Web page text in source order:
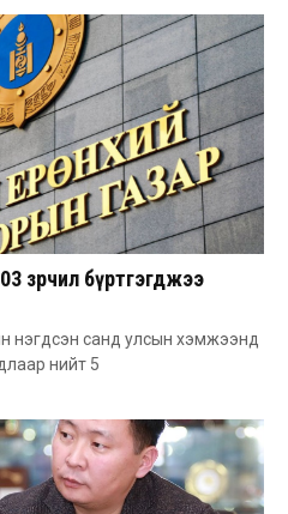
зөрчил бүртгэгджээ
нэгдсэн санд улсын хэмжээнд
нийт 5